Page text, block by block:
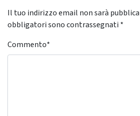
Il tuo indirizzo email non sarà
obbligatori sono contrassegnati *
Commento*